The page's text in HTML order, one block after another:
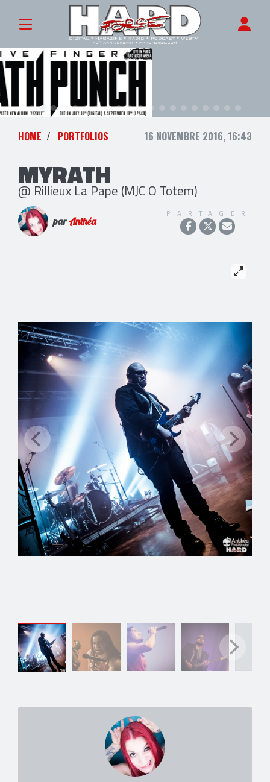
HOME PORTFOLIOS 16 NOVEMBRE 2016, 16:43
MYRATH
@ Rillieux La Pape (MJC O Totem)
parAnthéa
PARTAGER